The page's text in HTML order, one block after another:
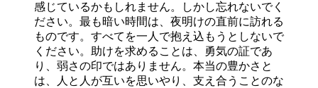
感じているかもしれません。しかし忘れないでく
ださい。最も暗い時間は、夜明けの直前に訪れる
ものです。すべてを一人で抱え込もうとしないで
ください。助けを求めることは、勇気の証であ
り、弱さの印ではありません。本当の豊かさと
は、人と人が互いを思いやり、支え合うことのな